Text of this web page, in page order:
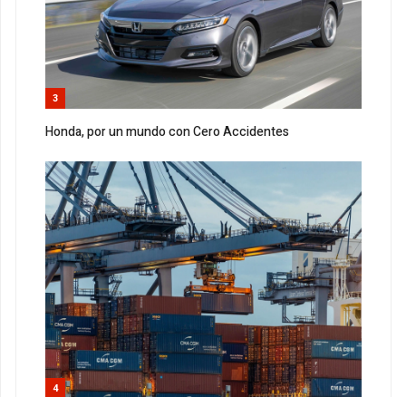
3
Honda, por un mundo con Cero Accidentes
4